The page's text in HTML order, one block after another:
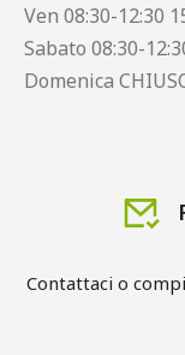
Ven 08:30-12:30
Sabato 08:30-
Domenica
Contattaci o